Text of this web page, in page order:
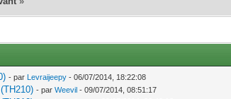
- par Levraijeepy - 06/07/2014, 18:22:08
- parWeevil - 09/07/2014, 08:51:17